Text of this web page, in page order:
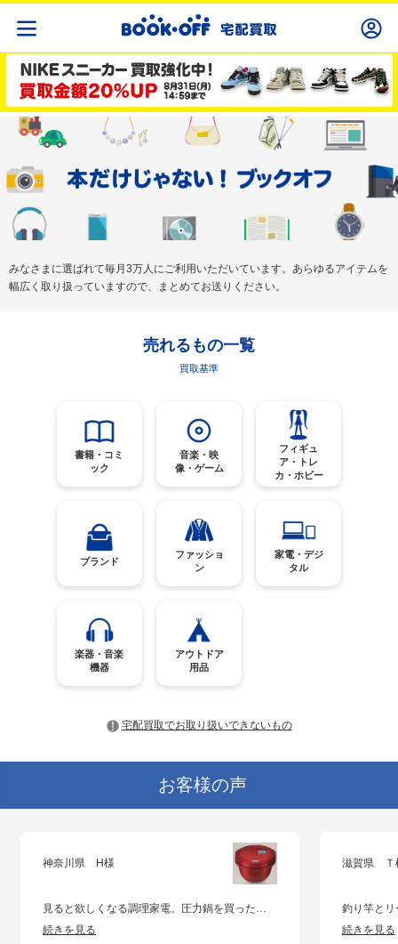
みなさまに選ばれて毎月3万人にご利用いただいています。あらゆるアイテムを
幅広く取り扱っていますので、まとめてお送りください。
売れるもの一覧
買取基準
書籍・コミ
ック
音楽・映
像・ゲーム
フィギュ
ア・トレ
カ・ホビー
ブランド
ファッショ
ン
家電・デジ
タル
楽器・音楽
機器
アウトドア
用品
宅配買取でお取り扱いできないもの
お客様の声
神奈川県 H様
続きを見る
滋賀県 Ｔ
続きを見る